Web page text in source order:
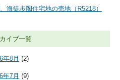
海徒歩圏住宅地の売地（R5218）
イブ一覧
年8月 (2)
年7月 (9)